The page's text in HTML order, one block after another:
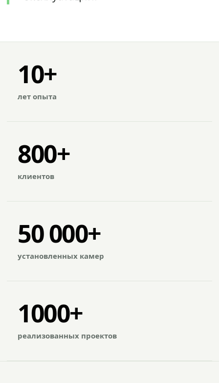
10+
лет опыта
800+
клиентов
50 000+
установленных камер
1000+
реализованных проектов